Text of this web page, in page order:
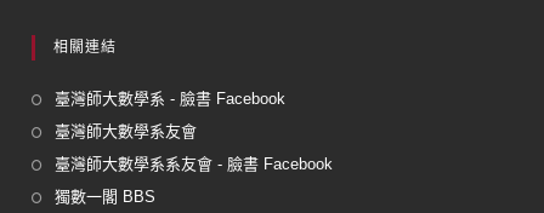
相關連結
臺灣師大數學系 - 臉書 Facebook
臺灣師大數學系友會
臺灣師大數學系系友會 - 臉書 Facebook
獨數一閣 BBS